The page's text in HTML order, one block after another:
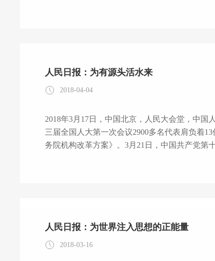
人民日报：为有源头活水来
2018-04-04
2018年3月17日，中国北京，人民大会堂，中
三届全国人大第一次会议2900多名代表肩负着
务院机构改革方案》。3月21日，中国共产党第
人民日报：为世界注入思想的正能量
2018-03-16